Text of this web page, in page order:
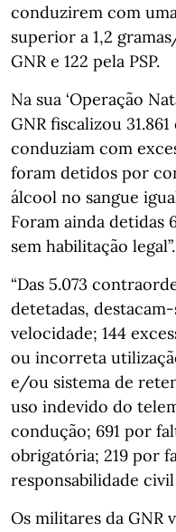
conduzirem com
superior a 1,2
GNR e 122 pela PSP.
Na sua ‘Operação
GNR fiscalizou
conduziam com
foram detidos por
álcool no sangue
Foram ainda detidas
sem habilitação legal”.
“Das 5.073
detetadas,
velocidade; 144
ou incorreta
e/ou sistema de
uso indevido do
condução; 691 por
obrigatória; 219 por
responsabilidade
Os militares da GNR